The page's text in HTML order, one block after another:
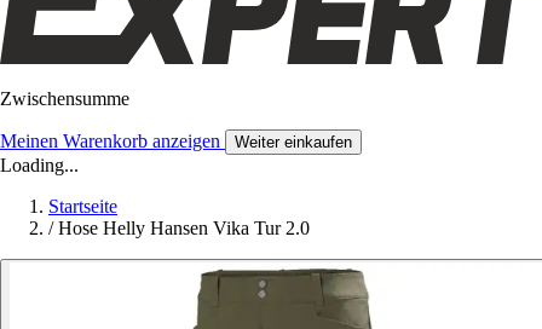
Zwischensumme
Meinen Warenkorb anzeigen Weiter einkaufen
Loading...
Startseite
/ Hose Helly Hansen Vika Tur 2.0